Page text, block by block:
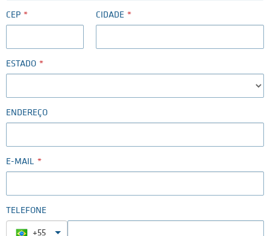
CEP CIDADE
ESTADO
ENDEREÇO
E-MAIL
TELEFONE
+55